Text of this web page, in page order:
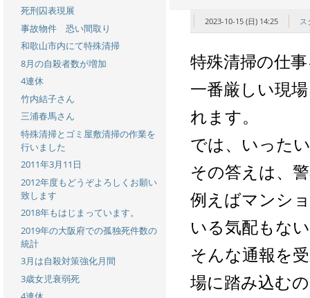
2023-10-15 (日) 14:25 ス
特殊清掃の仕
一番厳しい現
れます。
では、いった
その答えは、
例えばマンシ
いる気配もな
そんな通報を
場に踏み込む
死刑囚表現展
事故物件 恐い間取り
和歌山市内にて特殊清掃
8月の自殺者数が増加
4連休
竹内結子さん
三浦春馬さん
特殊清掃とゴミ屋敷清掃の作業を
行いました
2011年3月11日
2012年度もどうぞよろしくお願い
致します
2018年もはじまっています。
2019年の大阪府での孤独死件数の
統計
3月は自殺対策強化月間
3歳女児衰弱死